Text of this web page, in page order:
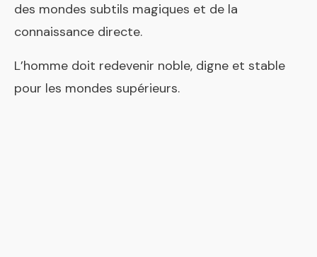
des mondes subtils magiques et de la
connaissance directe.
L’homme doit redevenir noble, digne et stable
pour les mondes supérieurs.